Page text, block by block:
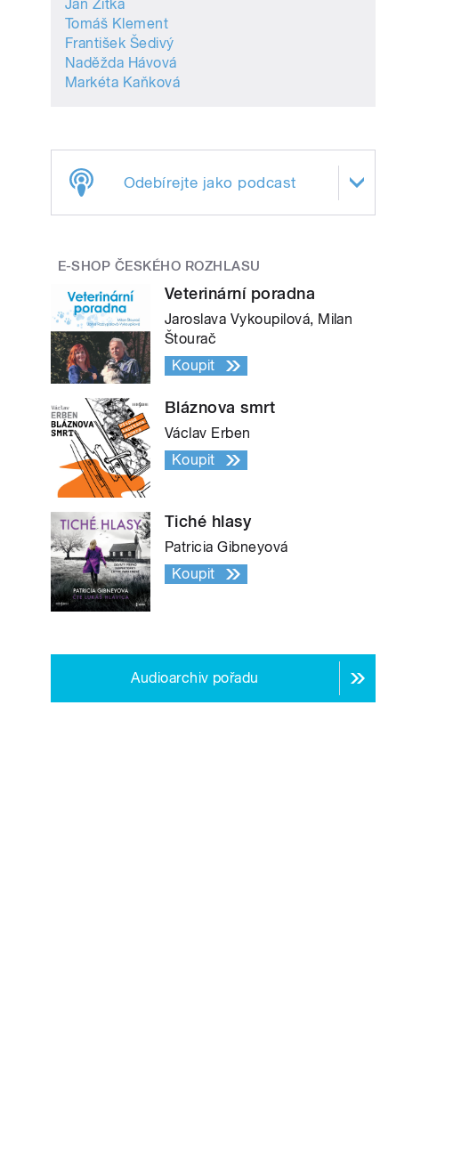
Jan Zítka
Tomáš Klement
František Šedivý
Naděžda Hávová
Markéta Kaňková
Odebírejte jako podcast
E-SHOP ČESKÉHO ROZHLASU
Veterinární poradna
Jaroslava Vykoupilová, Milan
Štourač
Koupit
Bláznova smrt
Václav Erben
Koupit
Tiché hlasy
Patricia Gibneyová
Koupit
Audioarchiv pořadu